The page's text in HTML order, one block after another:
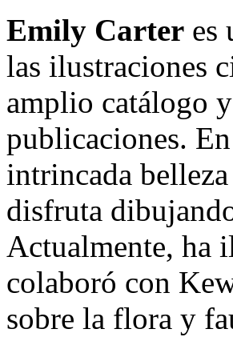
Emily Carter es
las ilustraciones
amplio catálogo
publicaciones.
intrincada
disfruta
Actualmente, ha
colaboró con
sobre la flora y